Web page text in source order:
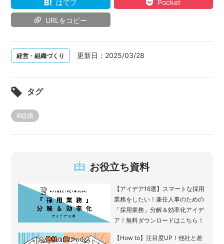
はてブ Pocket
URLをコピー
経営・組織づくり 更新日： 2025/03/28
タグ
#組織
お役立ち資料
【アイデア16選】スマートな採用
業務をしたい！兼任人事のための
「採用業務」分解＆効率化アイデ
ア！無料ダウンロードはこちら！
【How to】注目度UP！他社と差